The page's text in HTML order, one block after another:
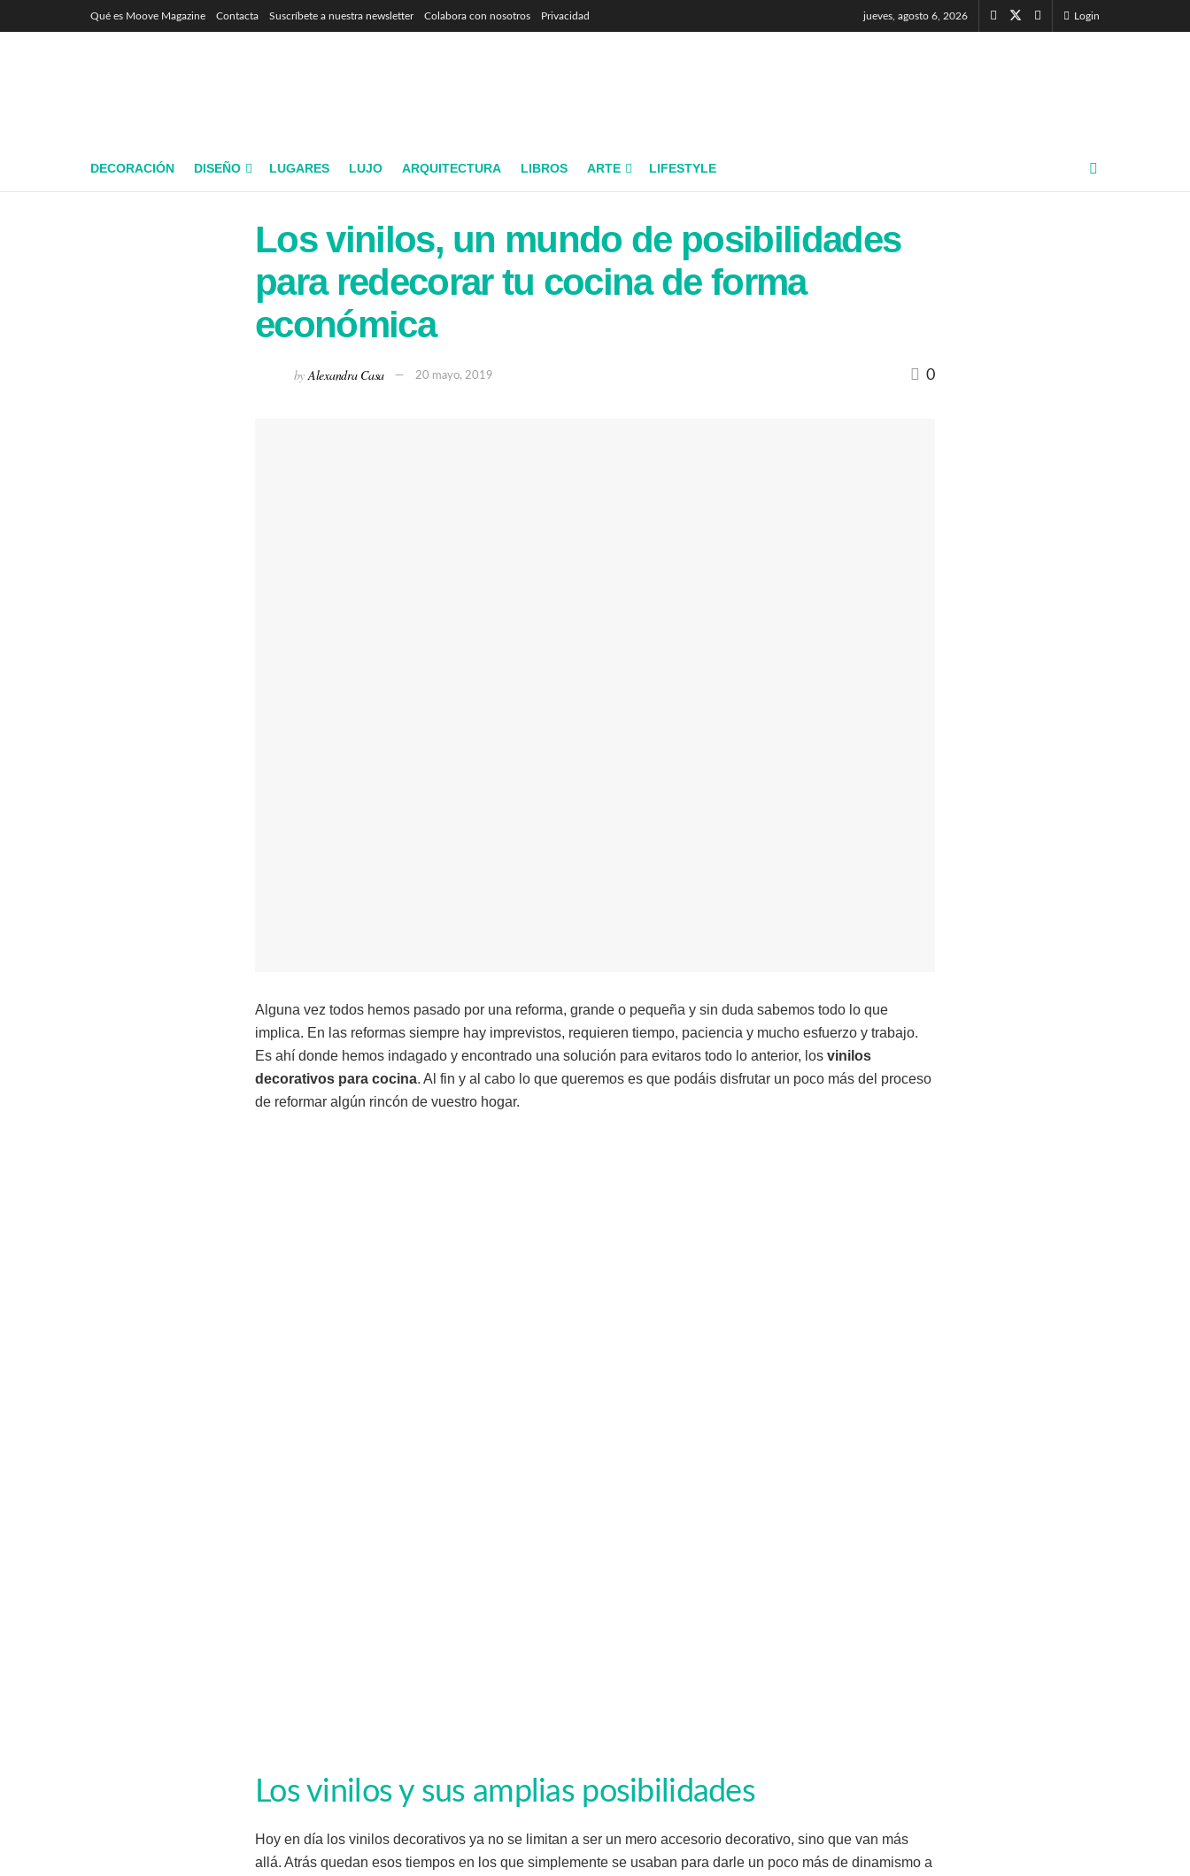
Qué es Moove Magazine Contacta Suscríbete a nuestra newsletter Colabora con nosotros Privacidad jueves, agosto 6, 2026 Login
DECORACIÓN DISEÑO LUGARES LUJO ARQUITECTURA LIBROS ARTE LIFESTYLE
Los vinilos, un mundo de posibilidades
para redecorar tu cocina de forma
económica
by Alexandra Casa 20 mayo, 2019 0
Alguna vez todos hemos pasado por una reforma, grande o pequeña y sin duda sabemos todo lo que
implica. En las reformas siempre hay imprevistos, requieren tiempo, paciencia y mucho esfuerzo y trabajo.
Es ahí donde hemos indagado y encontrado una solución para evitaros todo lo anterior, los vinilos
decorativos para cocina. Al fin y al cabo lo que queremos es que podáis disfrutar un poco más del proceso
de reformar algún rincón de vuestro hogar.
Los vinilos y sus amplias posibilidades
Hoy en día los vinilos decorativos ya no se limitan a ser un mero accesorio decorativo, sino que van más
allá. Atrás quedan esos tiempos en los que simplemente se usaban para darle un poco más de dinamismo a